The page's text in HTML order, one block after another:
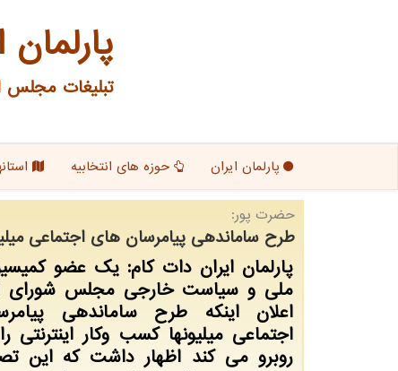
پارلمان
تبلیغات مجلس
پارلمان ایران حوزه های انتخابیه
حضرت پور:
طرح ساماندهی پیامرسان های اجتماعی
پارلمان ایران دات کام: یک عضو
ملی و سیاست خارجی مجلس شورای
اعلان اینکه طرح ساماندهی
اجتماعی میلیونها کسب وکار اینترنتی
روبرو می کند اظهار داشت که این